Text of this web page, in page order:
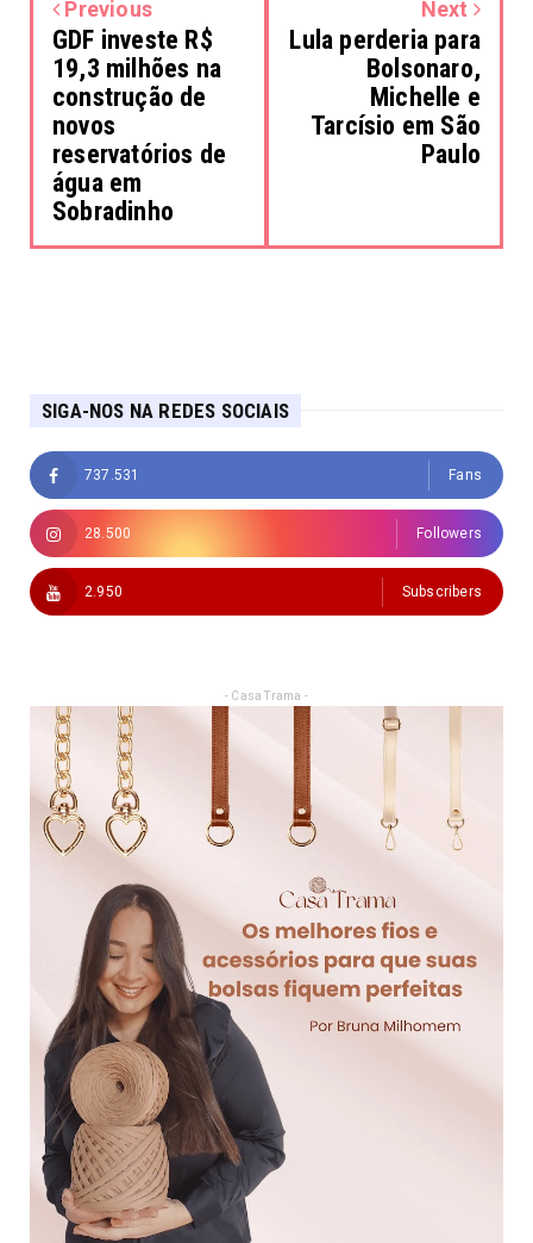
Previous
GDF investe R$
19,3 milhões na
construção de
novos
reservatórios de
água em
Sobradinho
Next
Lula perderia para
Bolsonaro,
Michelle e
Tarcísio em São
Paulo
SIGA-NOS NA REDES SOCIAIS
737.531 Fans
28.500 Followers
2.950 Subscribers
- Casa Trama -